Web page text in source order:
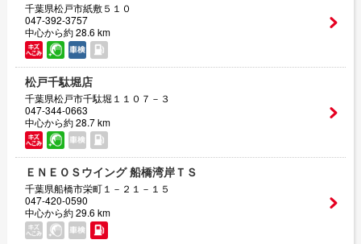
千葉県松戸市紙敷５１０
047-392-3757
中心から約 28.6 km
松戸千駄堀店
千葉県松戸市千駄堀１１０７－３
047-344-0663
中心から約 28.7 km
ＥＮＥＯＳウイング 船橋湾岸ＴＳ
千葉県船橋市栄町１－２１－１５
047-420-0590
中心から約 29.6 km